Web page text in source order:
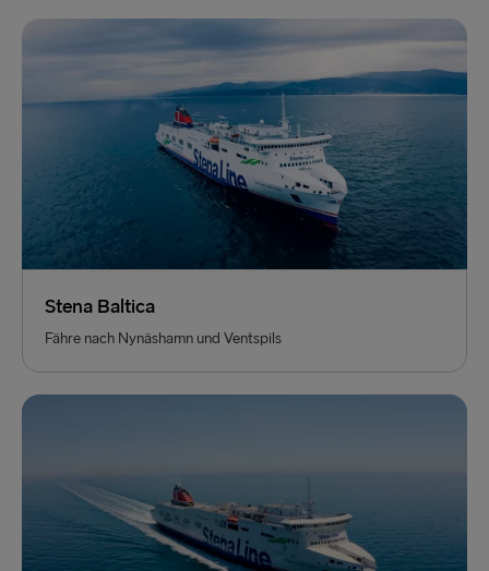
Stena Baltica
Fähre nach Nynäshamn und Ventspils